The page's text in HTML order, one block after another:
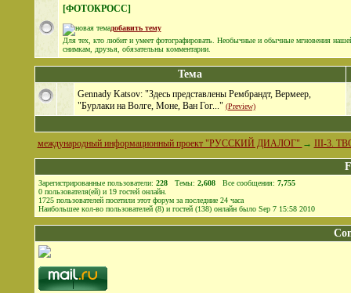
[ФОТОКРОСС]
добавить тему
Для тех, кто любит и умеет фотографировать. Необычные и обычные мгновения
снимкам, друзья, обязательны комментарии.
Тема
Gennady Katsov: "Здесь представлены Рембрандт, Вермеер,
"Бурлаки на Волге, Моне, Ван Гог..." (Preview)
международный информационный проект "РУССКИЙ ДИАЛОГ" → III-3.
Зарегистрированные пользователи: 228Темы: 2,608Все сообщения: 7,755
0пользователя(ей) и 19гостей онлайн.
1725пользователей посетили этот форум за последние 24 часа
Наибольшее кол-во пользователей (8) и гостей (138) онлайн было Sep 7 15:58 2010